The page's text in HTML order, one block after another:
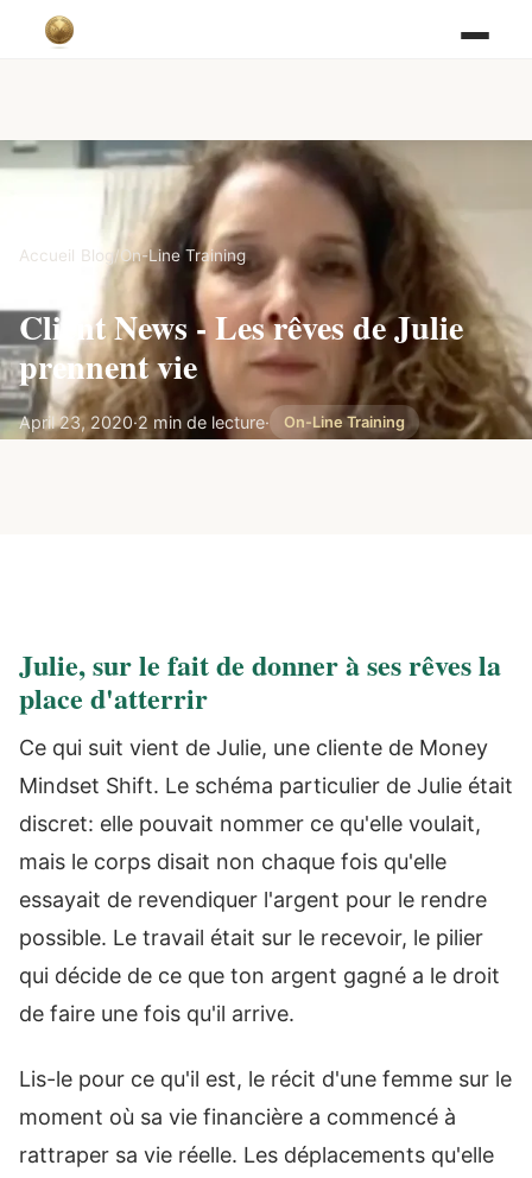
Accueil Blog/On-Line Training
Client News - Les rêves de Julie
prennent vie
April 23, 2020·2 min de lecture· On-Line Training
Julie, sur le fait de donner à ses rêves la
place d'atterrir
Ce qui suit vient de Julie, une cliente de Money
Mindset Shift. Le schéma particulier de Julie était
discret: elle pouvait nommer ce qu'elle voulait,
mais le corps disait non chaque fois qu'elle
essayait de revendiquer l'argent pour le rendre
possible. Le travail était sur le recevoir, le pilier
qui décide de ce que ton argent gagné a le droit
de faire une fois qu'il arrive.
Lis-le pour ce qu'il est, le récit d'une femme sur le
moment où sa vie financière a commencé à
rattraper sa vie réelle. Les déplacements qu'elle